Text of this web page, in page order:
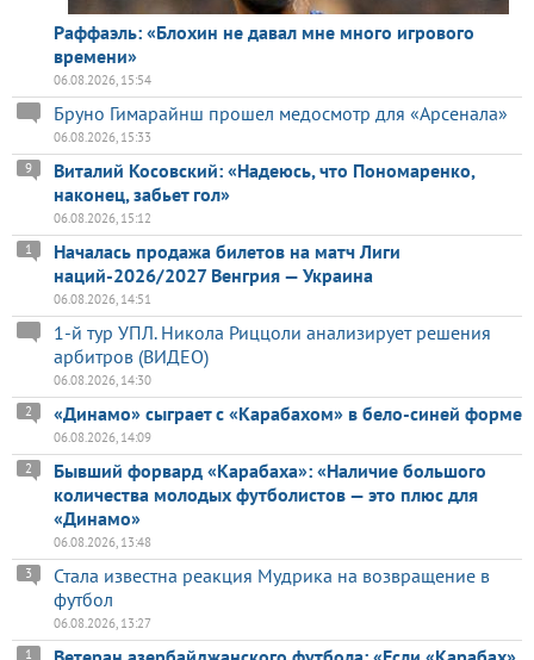
Раффаэль: «Блохин не давал мне много игрового
времени»
06.08.2026, 15:54
Бруно Гимарайнш прошел медосмотр для «Арсенала»
06.08.2026, 15:33
Виталий Косовский: «Надеюсь, что Пономаренко,
наконец, забьет гол»
9
06.08.2026, 15:12
Началась продажа билетов на матч Лиги
наций-2026/2027 Венгрия — Украина
1
06.08.2026, 14:51
1-й тур УПЛ. Никола Риццоли анализирует решения
арбитров (ВИДЕО)
06.08.2026, 14:30
«Динамо» сыграет с «Карабахом» в бело-синей форме
2
06.08.2026, 14:09
Бывший форвард «Карабаха»: «Наличие большого
количества молодых футболистов — это плюс для
«Динамо»
2
06.08.2026, 13:48
Стала известна реакция Мудрика на возвращение в
футбол
3
06.08.2026, 13:27
1